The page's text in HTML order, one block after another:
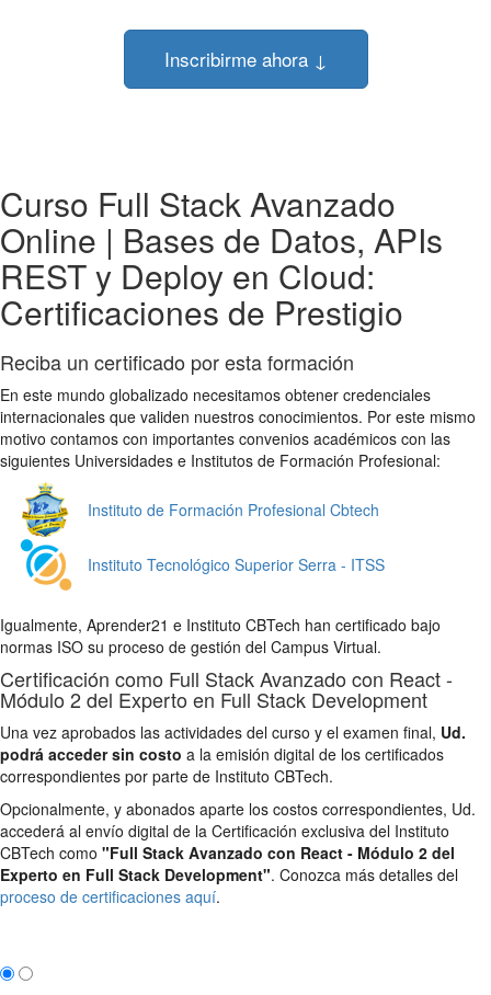
Inscribirme ahora ↓
Curso Full Stack Avanzado
Online | Bases de Datos, APIs
REST y Deploy en Cloud:
Certificaciones de Prestigio
Reciba un certificado por esta formación
En este mundo globalizado necesitamos obtener credenciales
internacionales que validen nuestros conocimientos. Por este mismo
motivo contamos con importantes convenios académicos con las
siguientes Universidades e Institutos de Formación Profesional:
Instituto de Formación Profesional Cbtech
Instituto Tecnológico Superior Serra - ITSS
Igualmente, Aprender21 e Instituto CBTech han certificado bajo
normas ISO su proceso de gestión del Campus Virtual.
Certificación como Full Stack Avanzado con React -
Módulo 2 del Experto en Full Stack Development
Una vez aprobados las actividades del curso y el examen final, Ud.
podrá acceder sin costo a la emisión digital de los certificados
correspondientes por parte de Instituto CBTech.
Opcionalmente, y abonados aparte los costos correspondientes, Ud.
accederá al envío digital de la Certificación exclusiva del Instituto
CBTech como "Full Stack Avanzado con React - Módulo 2 del
Experto en Full Stack Development". Conozca más detalles del
proceso de certificaciones aquí.